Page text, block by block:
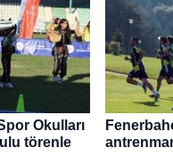
Okulları
törenle